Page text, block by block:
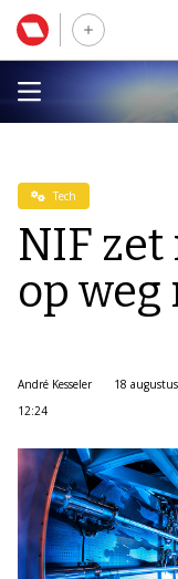
Tech
NIF
op
André Kesseler
18
12:24